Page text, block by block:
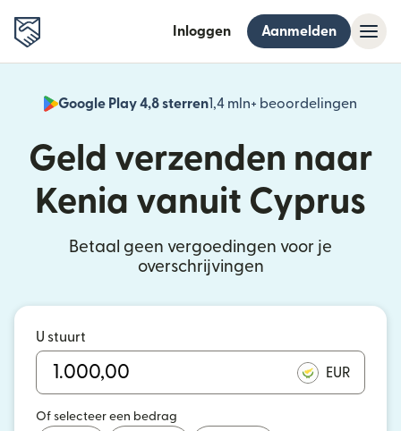
Inloggen Aanmelden
Google Play 4,8 sterren1,4 mln+ beoordelingen
Geld verzenden naar
Kenia vanuit Cyprus
Betaal geen vergoedingen voor je
overschrijvingen
U stuurt
EUR
Of selecteer een bedrag